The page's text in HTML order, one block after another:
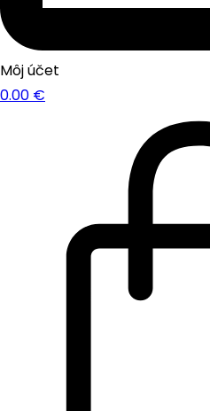
Môj účet
0.00 €